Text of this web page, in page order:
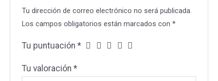
2016
255671163R
cantidad
Tu dirección de correo electrónico no será publicada.
Los campos obligatorios están marcados con*
Tu puntuación*
Tu valoración*